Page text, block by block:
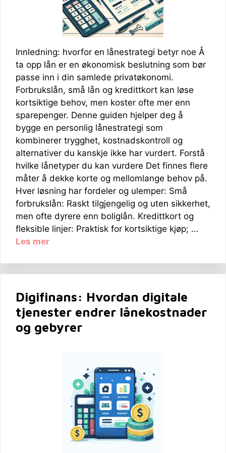
Innledning: hvorfor en lånestrategi betyr noe Å
ta opp lån er en økonomisk beslutning som bør
passe inn i din samlede privatøkonomi.
Forbrukslån, små lån og kredittkort kan løse
kortsiktige behov, men koster ofte mer enn
sparepenger. Denne guiden hjelper deg å
bygge en personlig lånestrategi som
kombinerer trygghet, kostnadskontroll og
alternativer du kanskje ikke har vurdert. Forstå
hvilke lånetyper du kan vurdere Det finnes flere
måter å dekke korte og mellomlange behov på.
Hver løsning har fordeler og ulemper: Små
forbrukslån: Raskt tilgjengelig og uten sikkerhet,
men ofte dyrere enn boliglån. Kredittkort og
fleksible linjer: Praktisk for kortsiktige kjøp; …
Les mer
Digifinans: Hvordan digitale
tjenester endrer lånekostnader
og gebyrer